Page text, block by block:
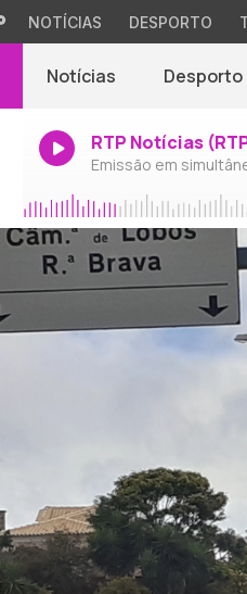
NOTÍCIAS DESPORTO
Notícias Desporto
RTP Notícias
Emissão em